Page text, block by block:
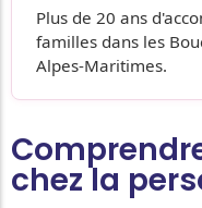
Plus de 20 ans
familles dans les
Alpes-Maritimes.
chez la